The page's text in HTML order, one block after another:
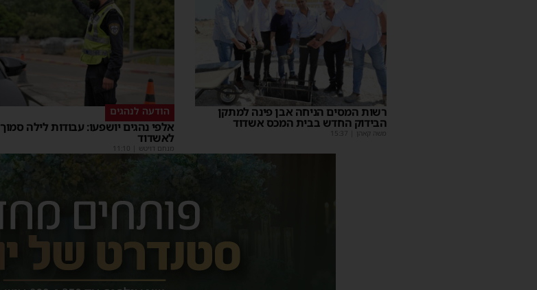
רשות המסים הניחה אבן פינה למתקן
הבידוק החדש בבית המכס אשדוד
משה קאהן 15:37
הודעה לנהגים
אלפי נהגים יושפעו: עבודות לילה סמוך
לאשדוד
מנחם דויטש 11:10